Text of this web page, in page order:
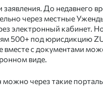
заявления. До недавнего
через местные
электронный кабинет.
500+ под юрисдикцию
вместе с документами
виде.
можно через такие